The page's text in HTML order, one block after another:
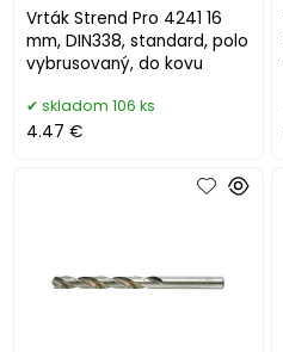
Vrták Strend Pro 4241 16
mm, DIN338, standard, polo
vybrusovaný, do kovu
skladom 106 ks
4.47 €